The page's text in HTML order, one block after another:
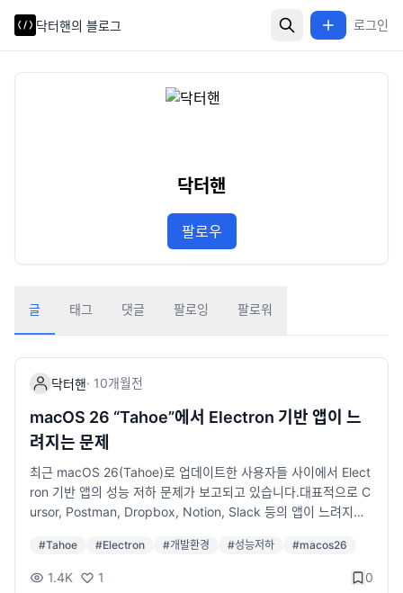
닥터핸의 블로그 로그인
닥터핸
팔로우
글 태그 댓글 팔로잉 팔로워
닥터핸· 10개월전
macOS 26 “Tahoe”에서 Electron 기반 앱이 느
려지는 문제
최근 macOS 26(Tahoe)로 업데이트한 사용자들 사이에서 Elect
ron 기반 앱의 성능 저하 문제가 보고되고 있습니다.대표적으로 C
ursor, Postman, Dropbox, Notion, Slack 등의 앱이 느려지거
이 문제는 macOS 자체의 변화라기보다 Electron 런타임의 호환
성 이슈에서 비롯된 것으로 알려져 있습니다.Electron은 크로스
#Tahoe #Electron #개발환경 #성능저하 #macos26
1.4K 1 0